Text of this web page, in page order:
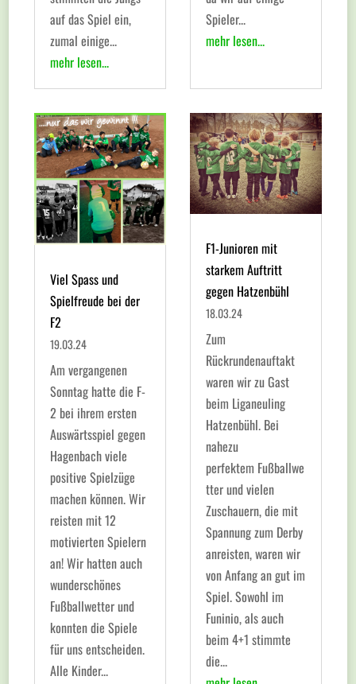
auf das Spiel ein,
zumal einige...
mehr lesen...
Spieler...
mehr lesen...
Viel Spass und
Spielfreude bei der
F2
19.03.24
Am vergangenen
Sonntag hatte die F-
2 bei ihrem ersten
Auswärtsspiel gegen
Hagenbach viele
positive Spielzüge
machen können. Wir
reisten mit 12
motivierten Spielern
an! Wir hatten auch
wunderschönes
Fußballwetter und
konnten die Spiele
für uns entscheiden.
Alle Kinder...
F1-Junioren mit
starkem Auftritt
gegen Hatzenbühl
18.03.24
Zum
Rückrundenauftakt
waren wir zu Gast
beim Liganeuling
Hatzenbühl. Bei
nahezu
perfektem Fußballwe
tter und vielen
Zuschauern, die mit
Spannung zum Derby
anreisten, waren wir
von Anfang an gut im
Spiel. Sowohl im
Funinio, als auch
beim 4+1 stimmte
die...